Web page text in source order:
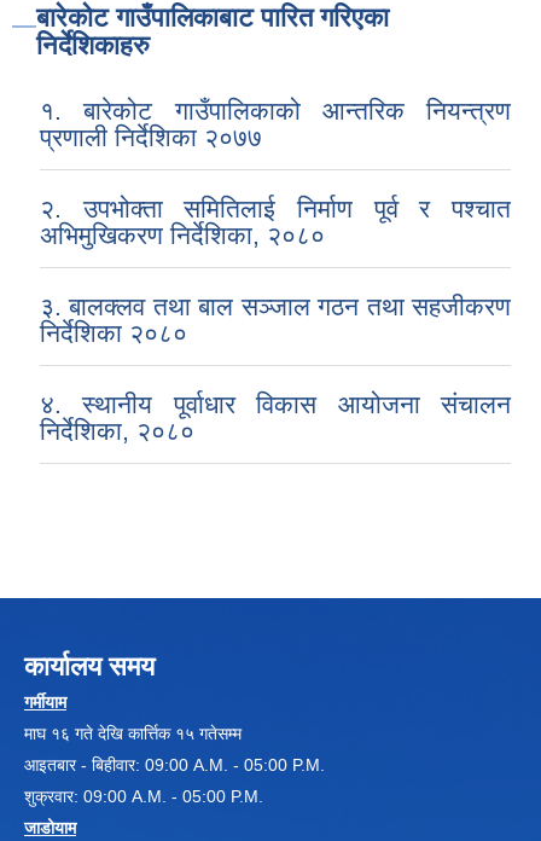
विधायन समिति निर्णयहरु
न्यायिक समिति निर्णयहरु
सुशासन तथा अन्तर सम्वन्ध समिति निर्णयहरु
बारेकोट गाउँपालिकाबाट पारित गरिएका
निर्देशिकाहरु
१. बारेकोट गाउँपालिकाको आन्तरिक नियन्त्रण
प्रणाली निर्देशिका २०७७
२. उपभोक्ता समितिलाई निर्माण पूर्व र पश्चात
अभिमुखिकरण निर्देशिका, २०८०
३. बालक्लव तथा बाल सञ्जाल गठन तथा सहजीकरण
निर्देशिका २०८०
४. स्थानीय पूर्वाधार विकास आयोजना संचालन
निर्देशिका, २०८०
कार्यालय समय
गर्मीयाम
माघ १६ गते देखि कार्त्तिक १५ गतेसम्म
आइतबार - बिहीवार: 09:00 A.M. - 05:00 P.M.
शुक्रवार: 09:00 A.M. - 05:00 P.M.
जाडोयाम